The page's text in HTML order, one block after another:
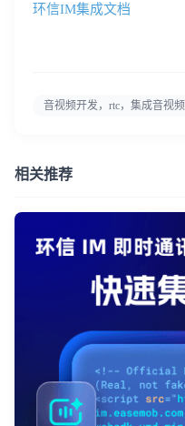
环信IM集成文档
音视频开发，rtc，集成音视频
相关推荐